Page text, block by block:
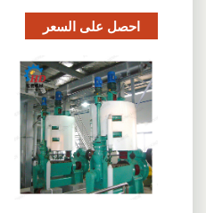
احصل على السعر